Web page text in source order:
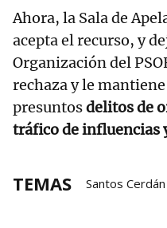
Ahora, la Sala de
acepta el recurso, y
Organización del
rechaza y le
presuntosdelitos de
tráfico de influencias
TEMAS Santos Cerdán